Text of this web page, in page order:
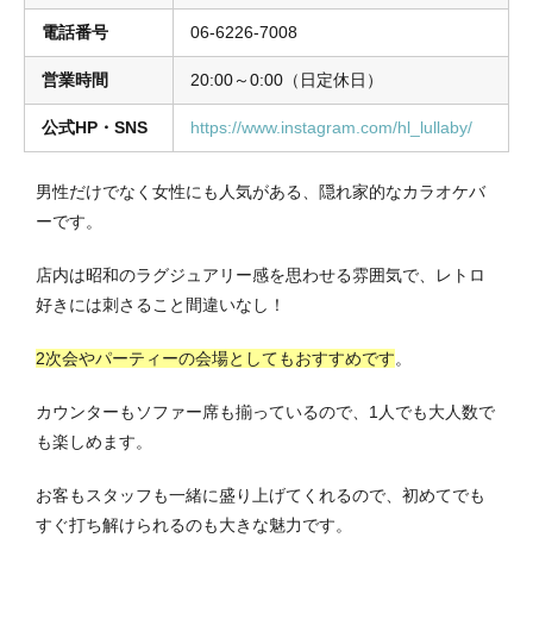
電話番号 06-6226-7008
営業時間 20:00～0:00（日定休日）
公式HP・SNS https://www.instagram.com/hl_lullaby/
男性だけでなく女性にも人気がある、隠れ家的なカラオケバ
ーです。
店内は昭和のラグジュアリー感を思わせる雰囲気で、レトロ
好きには刺さること間違いなし！
2次会やパーティーの会場としてもおすすめです。
カウンターもソファー席も揃っているので、1人でも大人数で
も楽しめます。
お客もスタッフも一緒に盛り上げてくれるので、初めてでも
すぐ打ち解けられるのも大きな魅力です。